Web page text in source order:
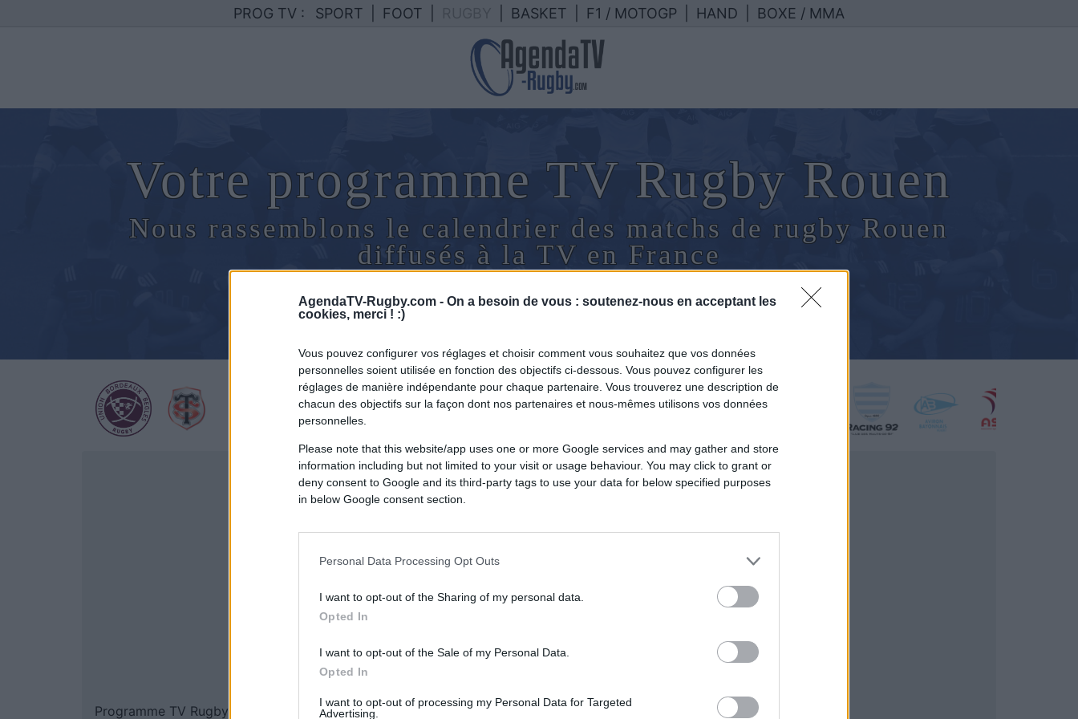
AgendaTV-Rugby.com - On a besoin de vous : soutenez-nous en acceptant les
cookies, merci ! :)
Vous pouvez configurer vos réglages et choisir comment vous souhaitez que vos données
personnelles soient utilisée en fonction des objectifs ci-dessous. Vous pouvez configurer les
réglages de manière indépendante pour chaque partenaire. Vous trouverez une description de
chacun des objectifs sur la façon dont nos partenaires et nous-mêmes utilisons vos données
personnelles.
Please note that this website/app uses one or more Google services and may gather and store
information including but not limited to your visit or usage behaviour. You may click to grant or
deny consent to Google and its third-party tags to use your data for below specified purposes
in below Google consent section.
Personal Data Processing Opt Outs
I want to opt-out of the Sharing of my personal data.
Opted In
I want to opt-out of the Sale of my Personal Data.
Opted In
I want to opt-out of processing my Personal Data for Targeted
Advertising.
PROG TV : SPORT FOOT BASKET F1 / MOTOGP HAND BOXE / MMA
Votre programme TV Rugby Rouen
Nous rassemblons le calendrier des matchs de rugby Rouen
diffusés à la TV en France
Programme TV Rugby